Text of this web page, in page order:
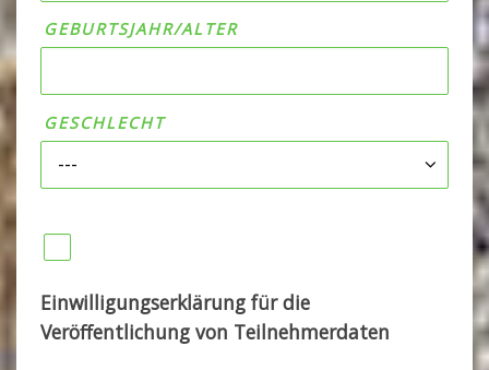
GEBURTSJAHR/ALTER
GESCHLECHT
Einwilligungserklärung für die
Veröffentlichung von Teilnehmerdaten